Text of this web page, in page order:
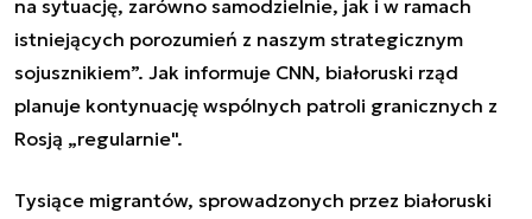
na sytuację, zarówno samodzielnie, jak i w ramach
istniejących porozumień z naszym strategicznym
sojusznikiem”. Jak informuje CNN, białoruski rząd
planuje kontynuację wspólnych patroli granicznych z
Rosją „regularnie".
Tysiące migrantów, sprowadzonych przez białoruski